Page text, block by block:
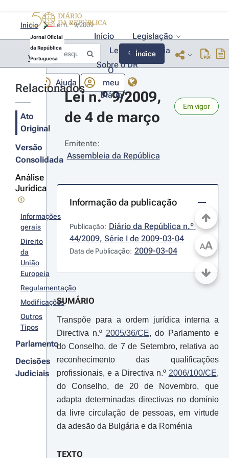
Jornal Oficial
da República
Portuguesa
Início
Legislação
Lexionário
Lia
Sobre o DR
Ajuda
O
meu
Diário
Início Lei n.º 9/2009
Voltar Índice
Relacionados
Ato
Original
Versão
Consolidada
Análise
Jurídica
Informações
gerais
Direito
da
União
Europeia
Regulamentação
Modificações
Outros
Tipos
Parlamento
Decisões
Judiciais
Lei n.º 9/2009,
de 4 de março
Em vigor
Emitente:
Assembleia da República
Informação da publicação
Publicação: Diário da República n.º
44/2009, Série I de 2009-03-04
Data de Publicação: 2009-03-04
SUMÁRIO
Transpõe para a ordem jurídica interna a
Directiva n.º 2005/36/CE, do Parlamento e
do Conselho, de 7 de Setembro, relativa ao
reconhecimento das qualificações
profissionais, e a Directiva n.º 2006/100/CE,
do Conselho, de 20 de Novembro, que
adapta determinadas directivas no domínio
da livre circulação de pessoas, em virtude
da adesão da Bulgária e da Roménia
TEXTO
AA